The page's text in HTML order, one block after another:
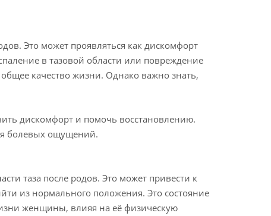
Это может проявляться как дискомфорт
в тазовой области или повреждение
качество жизни. Однако важно знать,
дискомфорт и помочь восстановлению.
болевых ощущений.
таза после родов. Это может привести к
из нормального положения. Это состояние
женщины, влияя на её физическую